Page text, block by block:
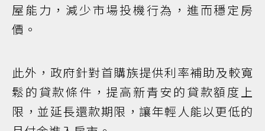
屋能力，減少市場投機行為，進而穩定房
價。
此外，政府針對首購族提供利率補助及較寬
鬆的貸款條件，提高新青安的貸款額度上
限，並延長還款期限，讓年輕人能以更低的